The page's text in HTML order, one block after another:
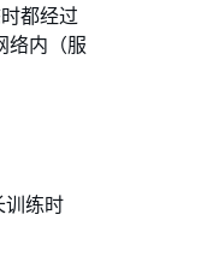
都经过
络内（服
训练时